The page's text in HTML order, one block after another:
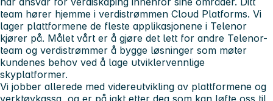
team hører hjemme i verdistrømmen Cloud Platforms. Vi
lager plattformene de fleste applikasjonene i Telenor
kjører på. Målet vårt er å gjøre det lett for andre Telenor-
team og verdistrømmer å bygge løsninger som møter
kundenes behov ved å lage utviklervennlige
skyplatformer.
Vi jobber allerede med videreutvikling av plattformene og